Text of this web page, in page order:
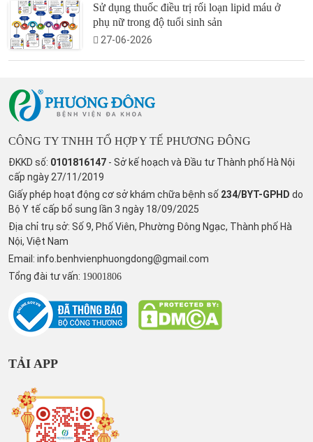
Sử dụng thuốc điều trị rối loạn lipid máu ở
phụ nữ trong độ tuổi sinh sản
27-06-2026
CÔNG TY TNHH TỔ HỢP Y TẾ PHƯƠNG ĐÔNG
ĐKKD số: 0101816147 - Sở kế hoạch và Đầu tư Thành phố Hà Nội
cấp ngày 27/11/2019
Giấy phép hoạt động cơ sở khám chữa bệnh số 234/BYT-GPHD do
Bộ Y tế cấp bổ sung lần 3 ngày 18/09/2025
Địa chỉ trụ sở: Số 9, Phố Viên, Phường Đông Ngạc, Thành phố Hà
Nội, Việt Nam
Email: info.benhvienphuongdong@gmail.com
Tổng đài tư vấn: 19001806
TẢI APP